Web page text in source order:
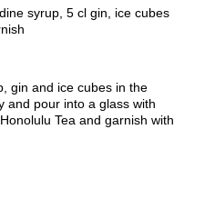
syrup, 5 cl gin, ice cubes
gin and ice cubes in the
and pour into a glass with
Tea and garnish with